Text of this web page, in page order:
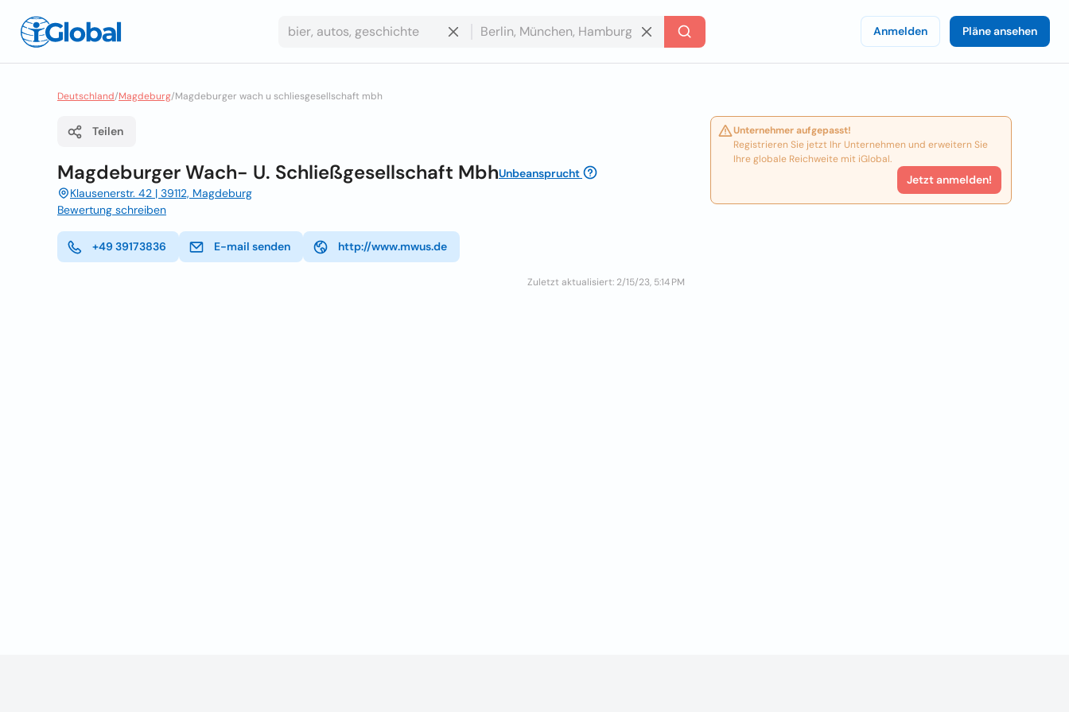
Anmelden Pläne ansehen
Deutschland/Magdeburg/Magdeburger wach u schliesgesellschaft mbh
Teilen
Magdeburger Wach- U. Schließgesellschaft MbhUnbeansprucht
Klausenerstr. 42 | 39112, Magdeburg
Bewertung schreiben
+49 39173836 E-mail senden http://www.mwus.de
Zuletzt aktualisiert: 2/15/23, 5:14 PM
Unternehmer aufgepasst!
Registrieren Sie jetzt Ihr Unternehmen und erweitern Sie
Ihre globale Reichweite mit iGlobal.
Jetzt anmelden!